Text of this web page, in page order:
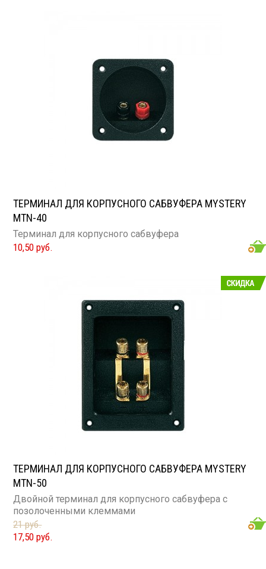
ТЕРМИНАЛ ДЛЯ КОРПУСНОГО САБВУФЕРА MYSTERY
MTN-40
Терминал для корпусного сабвуфера
10,50 руб.
ТЕРМИНАЛ ДЛЯ КОРПУСНОГО САБВУФЕРА MYSTERY
MTN-50
Двойной терминал для корпусного сабвуфера с
позолоченными клеммами
21 руб.
17,50 руб.